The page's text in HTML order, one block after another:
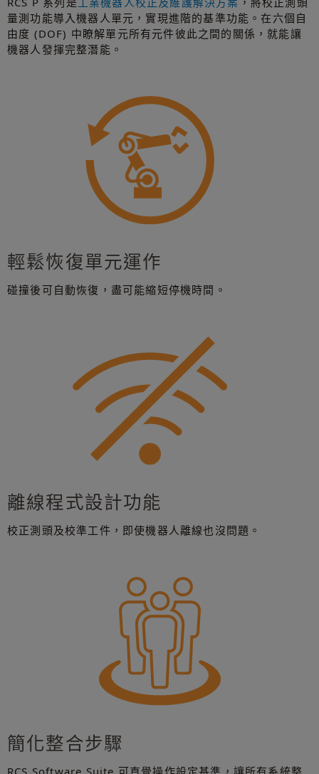
量測功能導入機器人單元，實現進階的基準功能。在六個自
由度 (DOF) 中瞭解單元所有元件彼此之間的關係，就能讓
機器人發揮完整潛能。
輕鬆恢復單元運作
碰撞後可自動恢復，盡可能縮短停機時間。
離線程式設計功能
校正測頭及校準工件，即使機器人離線也沒問題。
簡化整合步驟
RCS Software Suite 可直覺操作設定基準，讓所有系統整